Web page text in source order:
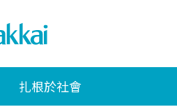
扎根於社會